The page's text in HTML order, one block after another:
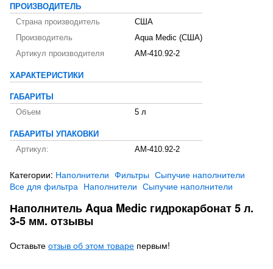
ПРОИЗВОДИТЕЛЬ
Страна производитель
США
Производитель
Aqua Medic (США)
Артикул производителя
AM-410.92-2
ХАРАКТЕРИСТИКИ
ГАБАРИТЫ
Объем
5 л
ГАБАРИТЫ УПАКОВКИ
Артикул:
AM-410.92-2
Категории: Наполнители Фильтры Сыпучие наполнители
Все для фильтра Наполнители Сыпучие наполнители
Наполнитель Aqua Medic гидрокарбонат 5 л.
3-5 мм. отзывы
Оставьте отзыв об этом товаре первым!